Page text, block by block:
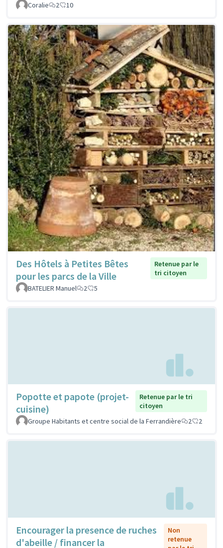
Coralie
2 10
Des Hôtels à Petites Bêtes
pour les parcs de la Ville
Retenue par le
tri citoyen
BATELIER Manuel
2 5
Popotte et papote (projet-
cuisine)
Retenue par le tri
citoyen
Groupe Habitants et centre social de la Ferrandière
2 2
Encourager la presence de ruches
d'abeille / financer la
Non
retenue